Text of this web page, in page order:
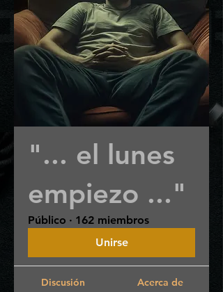
"... el lunes
empiezo ..."
Público · 162 miembros
Unirse
Discusión Acerca de